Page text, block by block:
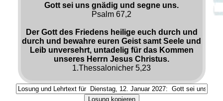
Gott sei uns gnädig und segne uns.
Psalm 67,2
Der Gott des Friedens heilige euch durch und
durch und bewahre euren Geist samt Seele und
Leib unversehrt, untadelig für das Kommen
unseres Herrn Jesus Christus.
1.Thessalonicher 5,23
Losung kopieren